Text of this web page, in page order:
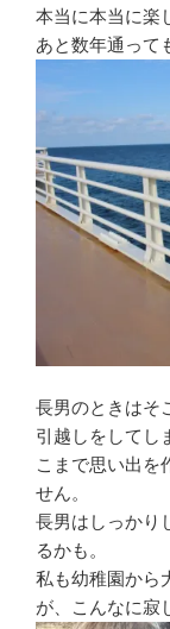
本当に本当に楽
あと数年通って
長男のときはそ
引越しをしてし
こまで思い出を
せん。
長男はしっかり
るかも。
私も幼稚園から
が、こんなに寂